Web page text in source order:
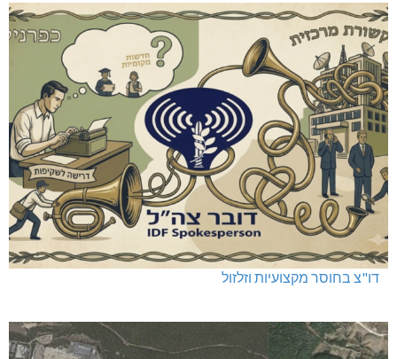
דו"צ בחוסר מקצועיות וזלזול